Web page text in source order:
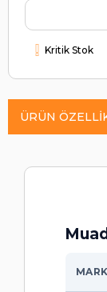
Kritik Stok
ÜRÜN